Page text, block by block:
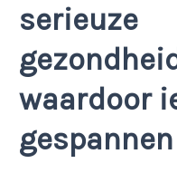
serieuze
waardoor